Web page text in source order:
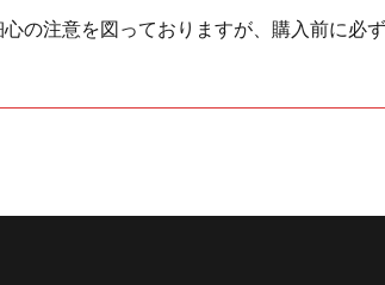
の注意を図っておりますが、購入前に必